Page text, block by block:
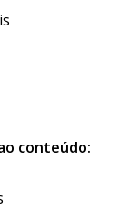
conteúdo: